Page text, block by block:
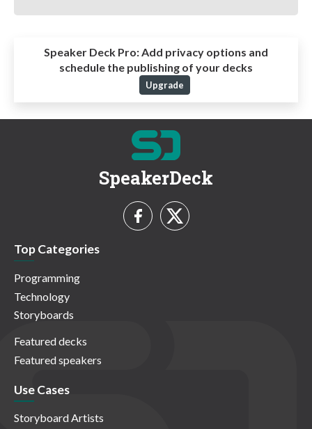
Speaker Deck Pro:Add privacy options and
schedule the publishing of your decks
Upgrade
SpeakerDeck
Top Categories
Programming
Technology
Storyboards
Featured decks
Featured speakers
Use Cases
Storyboard Artists